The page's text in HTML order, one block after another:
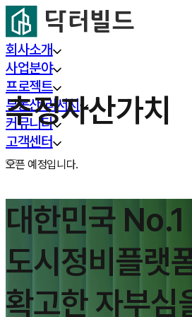
회사소개
사업분야
프로젝트
부동산 리서치
커뮤니티
고객센터
추정자산가치
오픈 예정입니다.
대한민국 No.1
도시정비플랫
확고한 자부심